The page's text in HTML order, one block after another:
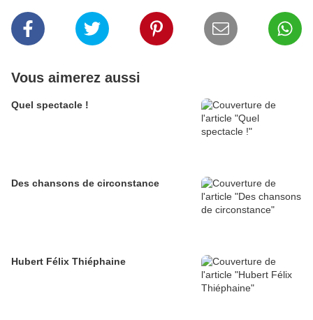
Vous aimerez aussi
Quel spectacle !
Des chansons de circonstance
Hubert Félix Thiéphaine